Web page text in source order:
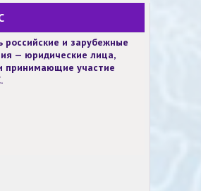
и зарубежные
— юридические лица,
принимающие участие